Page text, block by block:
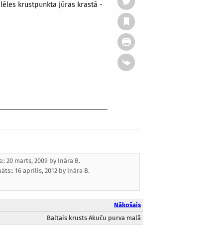
krustpunkta jūras krastā -
20 marts, 2009 by Ināra B.
16 aprīlis, 2012 by Ināra B.
Nākošais
Baltais krusts Akuču purva malā